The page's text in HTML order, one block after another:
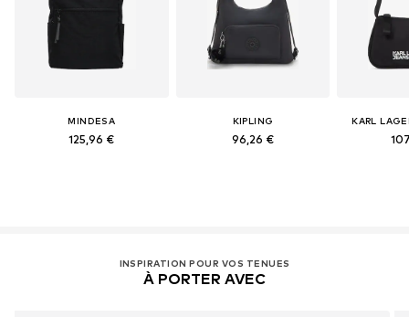
MINDESA
125,96 €
KIPLING
96,26 €
KARL
INSPIRATION POUR VOS TENUES
À PORTER AVEC